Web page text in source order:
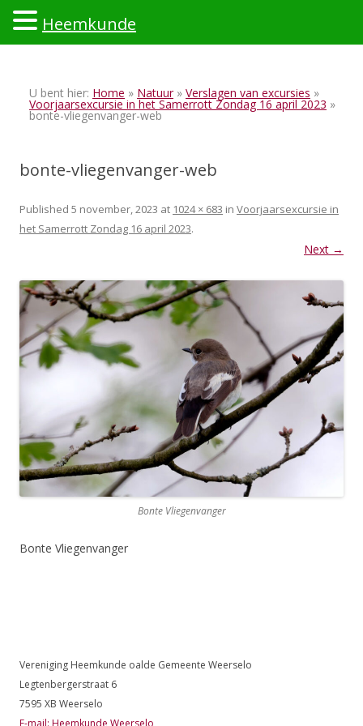
U bent hier: Home » Natuur» Verslagen van excursies »
Voorjaarsexcursie in het Samerrott Zondag 16 april 2023 »
bonte-vliegenvanger-web
bonte-vliegenvanger-web
Published 5 november, 2023 at 1024 × 683 in Voorjaarsexcursie in
het Samerrott Zondag 16 april 2023.
Next →
Bonte Vliegenvanger
Bonte Vliegenvanger
Vereniging Heemkunde oalde Gemeente Weerselo
Legtenbergerstraat 6
7595 XB Weerselo
E-mail: Heemkunde Weerselo
Heemkunde